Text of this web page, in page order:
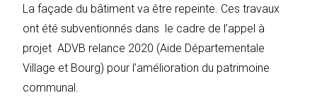
La façade du bâtiment va être repeinte. Ces travaux
ont été subventionnés dans le cadre de l’appel à
projet ADVB relance 2020 (Aide Départementale
Village et Bourg) pour l’amélioration du patrimoine
communal.